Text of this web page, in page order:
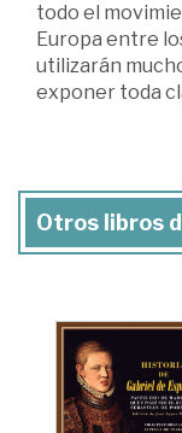
todo el
Europa entre
utilizarán
exponer toda
Otros libros